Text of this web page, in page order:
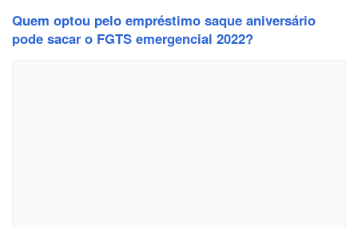
Quem optou pelo empréstimo saque aniversário
pode sacar o FGTS emergencial 2022?